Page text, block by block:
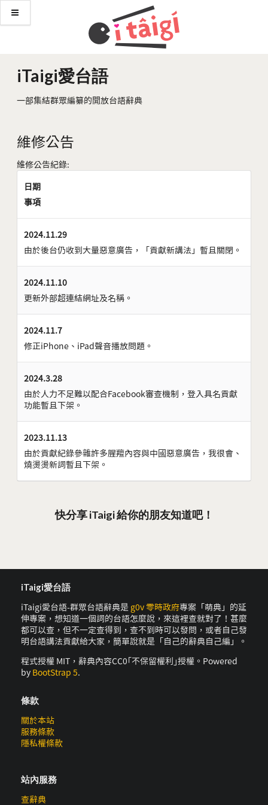
iTaigi愛台語
一部集結群眾編纂的開放台語辭典
維修公告
維修公告紀錄:
日期
事項
2024.11.29
由於後台仍收到大量惡意廣告，「貢獻新講法」暫且關閉。
2024.11.10
更新外部超連結網址及名稱。
2024.11.7
修正iPhone、iPad聲音播放問題。
2024.3.28
由於人力不足難以配合Facebook審查機制，登入具名貢獻
功能暫且下架。
2023.11.13
由於貢獻紀錄參雜許多腥羶內容與中國惡意廣告，我很會、
燒燙燙新詞暫且下架。
快分享 iTaigi 給你的朋友知道吧！
iTaigi愛台語
iTaigi愛台語-群眾台語辭典是 g0v 零時政府專案「萌典」的延
伸專案，想知道一個詞的台語怎麼說，來這裡查就對了！甚麼
都可以查，但不一定查得到，查不到時可以發問，或者自己發
明台語講法貢獻給大家，簡單說就是「自己的辭典自己編」。
程式授權 MIT，辭典內容CC0｢不保留權利｣授權。Powered
by BootStrap 5.
條款
關於本站
服務條款
隱私權條款
站內服務
查辭典